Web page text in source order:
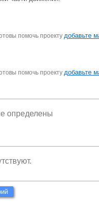
помочь проекту добавьте
помочь проекту добавьте
определены